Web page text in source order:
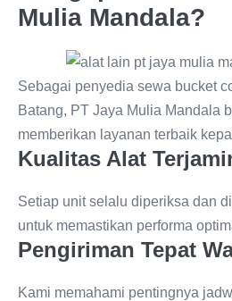
Mulia Mandala?
Sebagai penyedia sewa bucket
Batang, PT Jaya Mulia Mandala
memberikan layanan terbaik
Kualitas Alat
Setiap unit selalu diperiksa dan
untuk memastikan performa
Pengiriman Tepat
Kami memahami pentingnya